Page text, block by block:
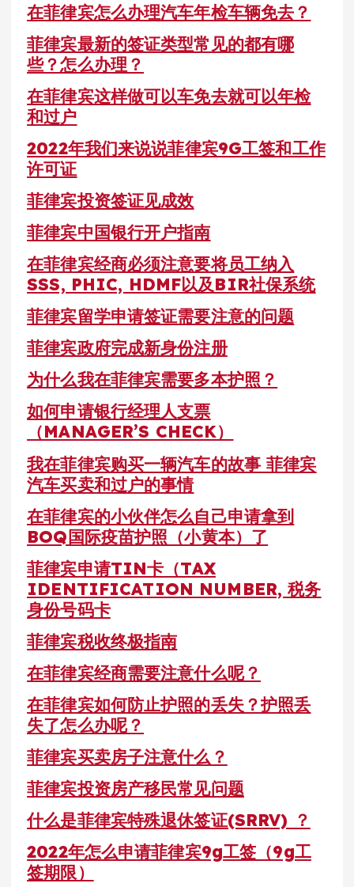
在菲律宾怎么办理汽车年检车辆免去？
菲律宾最新的签证类型常见的都有哪
些？怎么办理？
在菲律宾这样做可以车免去就可以年检
和过户
2022年我们来说说菲律宾9G工签和工作
许可证
菲律宾投资签证见成效
菲律宾中国银行开户指南
在菲律宾经商必须注意要将员工纳入
SSS, PHIC, HDMF以及BIR社保系统
菲律宾留学申请签证需要注意的问题
菲律宾政府完成新身份注册
为什么我在菲律宾需要多本护照？
如何申请银行经理人支票
（MANAGER’S CHECK）
我在菲律宾购买一辆汽车的故事 菲律宾
汽车买卖和过户的事情
在菲律宾的小伙伴怎么自己申请拿到
BOQ国际疫苗护照（小黄本）了
菲律宾申请TIN卡（TAX
IDENTIFICATION NUMBER, 税务
身份号码卡
菲律宾税收终极指南
在菲律宾经商需要注意什么呢？
在菲律宾如何防止护照的丢失？护照丢
失了怎么办呢？
菲律宾买卖房子注意什么？
菲律宾投资房产移民常见问题
什么是菲律宾特殊退休签证(SRRV) ？
2022年怎么申请菲律宾9g工签（9g工
签期限）